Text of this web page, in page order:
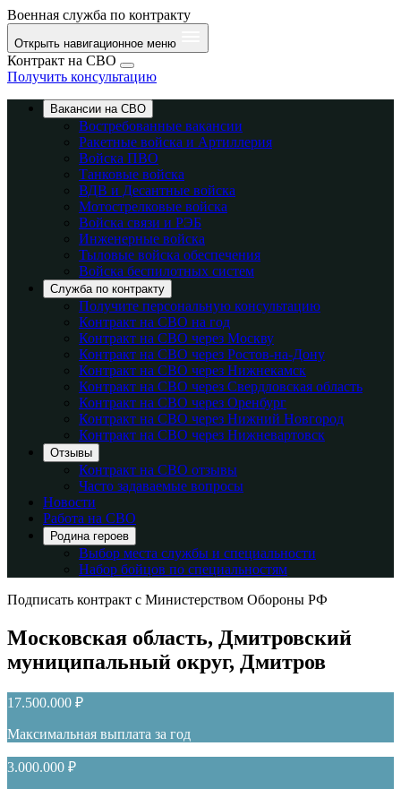
Военная служба по контракту
Открыть навигационное меню
Контракт на СВО
Получить консультацию
Вакансии на СВО
Востребованные вакансии
Ракетные войска и Артиллерия
Войска ПВО
Танковые войска
ВДВ и Десантные войска
Мотострелковые войска
Войска связи и РЭБ
Инженерные войска
Тыловые войска обеспечения
Войска беспилотных систем
Служба по контракту
Получите персональную консультацию
Контракт на СВО на год
Контракт на СВО через Москву
Контракт на СВО через Ростов-на-Дону
Контракт на СВО через Нижнекамск
Контракт на СВО через Свердловская область
Контракт на СВО через Оренбург
Контракт на СВО через Нижний Новгород
Контракт на СВО через Нижневартовск
Отзывы
Контракт на СВО отзывы
Часто задаваемые вопросы
Новости
Работа на СВО
Родина героев
Выбор места службы и специальности
Набор бойцов по специальностям
Подписать контракт с Министерством Обороны РФ
Московская область, Дмитровский
муниципальный округ, Дмитров
17.500.000 ₽
Максимальная выплата за год
3.000.000 ₽